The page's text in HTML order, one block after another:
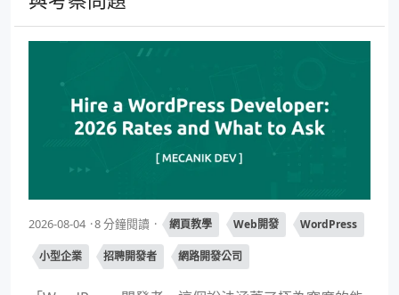
2026-08-04 8 分鐘閱讀 網頁教學 Web開發 WordPress
小型企業 招聘開發者 網路開發公司